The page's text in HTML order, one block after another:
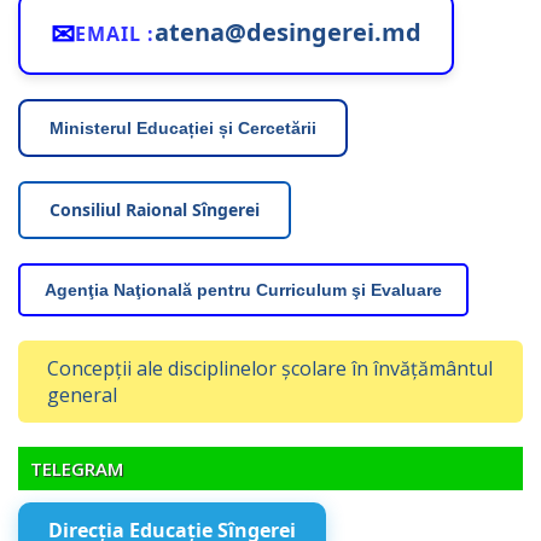
✉EMAIL :atena@desingerei.md
Ministerul Educației și Cercetării
Consiliul Raional Sîngerei
Agenţia Naţională pentru Curriculum şi Evaluare
Concepții ale disciplinelor școlare în învățământul
general
TELEGRAM
Direcția Educație Sîngerei